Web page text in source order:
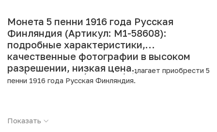
Монета 5 пенни 1916 года Русская
Финляндия (Артикул: M1-58608):
подробные характеристики,
качественные фотографии в высоком
разрешении, низкая цена.
Интернет магазин «Нумизмат» предлагает приобрести 5
пенни 1916 года Русская Финляндия.
Страна: Финляндия
Показать